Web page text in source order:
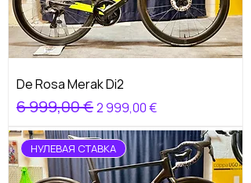
De Rosa Merak Di2
Обычная цена
6 999,00 €Цена со скидкой
2 999,00 €
НУЛЕВАЯ СТАВКА